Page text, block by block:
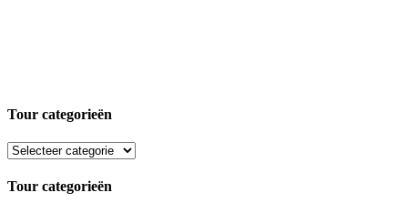
Tour categorieën
Tour categorieën